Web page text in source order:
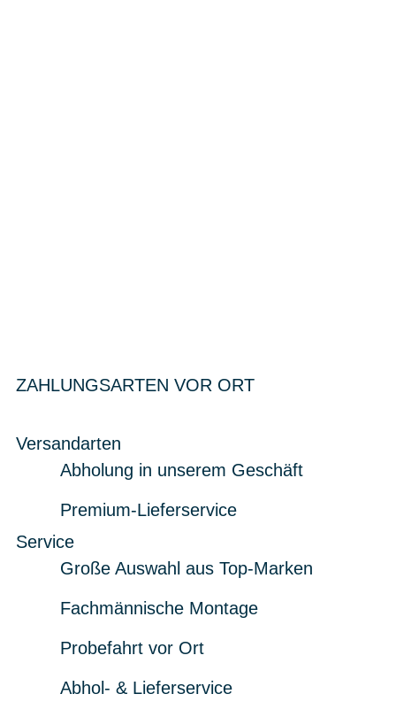
ZAHLUNGSARTEN VOR ORT
Versandarten
Abholung in unserem Geschäft
Premium-Lieferservice
Service
Große Auswahl aus Top-Marken
Fachmännische Montage
Probefahrt vor Ort
Abhol- & Lieferservice